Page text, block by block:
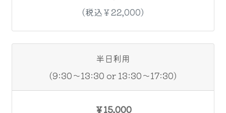
(税込￥22,000)
半日利用
(9:30～13:30 or 13:30～17:30)
￥15,000